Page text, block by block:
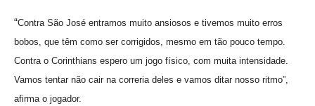
“Contra São José entramos muito ansiosos e tivemos muito erros
bobos, que têm como ser corrigidos, mesmo em tão pouco tempo.
Contra o Corinthians espero um jogo físico, com muita intensidade.
Vamos tentar não cair na correria deles e vamos ditar nosso ritmo”,
afirma o jogador.